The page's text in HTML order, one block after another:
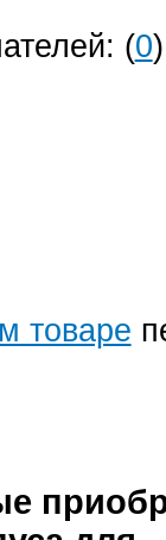
(0)
товаре